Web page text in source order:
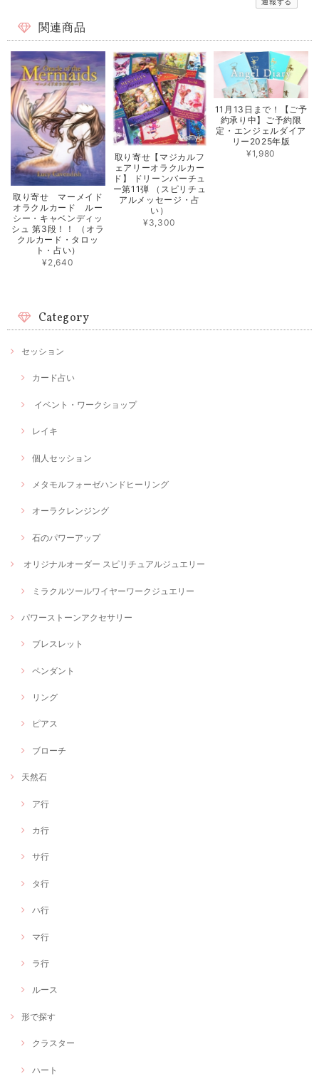
関連商品
取り寄せ マーメイド
オラクルカード ルー
シー・キャベンディッ
シュ 第3段！！ （オラ
クルカード・タロッ
ト・占い）
¥2,640
取り寄せ【マジカルフ
ェアリーオラクルカー
ド】 ドリーンバーチュ
ー第11弾 （スピリチュ
アルメッセージ・占
い）
¥3,300
11月13日まで！【ご予
約承り中】ご予約限
定・エンジェルダイア
リー2025年版
¥1,980
Category
セッション
カード占い
イベント・ワークショップ
レイキ
個人セッション
メタモルフォーゼハンドヒーリング
オーラクレンジング
石のパワーアップ
オリジナルオーダー スピリチュアルジュエリー
ミラクルツールワイヤーワークジュエリー
パワーストーンアクセサリー
ブレスレット
ペンダント
リング
ピアス
ブローチ
天然石
ア行
カ行
サ行
タ行
ハ行
マ行
ラ行
ルース
形で探す
クラスター
ハート